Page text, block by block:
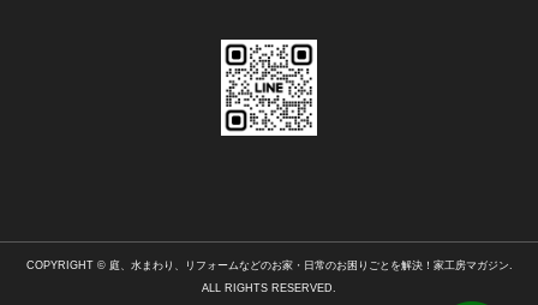
COPYRIGHT © 庭、水まわり、リフォームなどのお家・日常のお困りごとを解決！家工房マガジン.
ALL RIGHTS RESERVED.